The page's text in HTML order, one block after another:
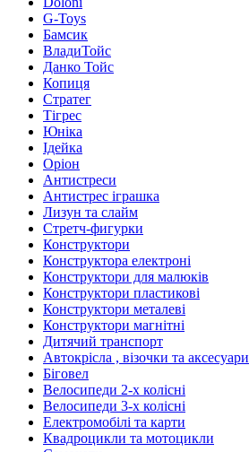
G-Toys
Бамсик
ВладиТойс
Данко Тойс
Копиця
Стратег
Тігрес
Юніка
Ідейка
Оріон
Антистреси
Антистрес іграшка
Лизун та слайм
Стретч-фигурки
Конструктори
Конструктора електроні
Конструктори для малюків
Конструктори пластикові
Конструктори металеві
Конструктори магнітні
Дитячий транспорт
Автокрісла , візочки та аксесуари
Біговел
Велосипеди 2-х колісні
Велосипеди 3-х колісні
Електромобілі та карти
Квадроцикли та мотоцикли